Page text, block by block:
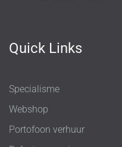
Quick Links
Specialisme
Webshop
Portofoon verhuur